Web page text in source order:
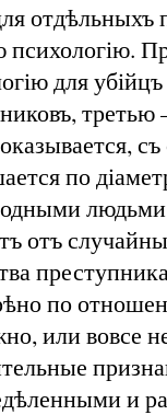
отдѣльныхъ
психологію.
для
третью
по
людьми,
отъ
по
или вовсе
и